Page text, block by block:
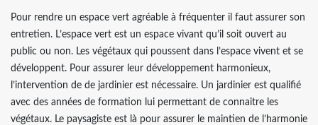
Pour rendre un espace vert agréable à fréquenter il faut assurer son
entretien. L’espace vert est un espace vivant qu’il soit ouvert au
public ou non. Les végétaux qui poussent dans l’espace vivent et se
développent. Pour assurer leur développement harmonieux,
l’intervention de de jardinier est nécessaire. Un jardinier est qualifié
avec des années de formation lui permettant de connaitre les
végétaux. Le paysagiste est là pour assurer le maintien de l’harmonie